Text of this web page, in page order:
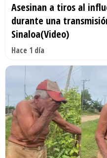
Asesinan a tiros al
durante una
Sinaloa(Video)
Hace 1 día